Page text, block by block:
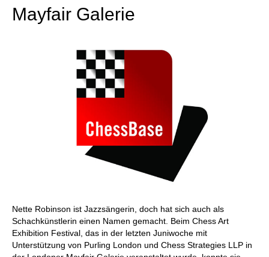
Mayfair Galerie
Nette Robinson ist Jazzsängerin, doch hat sich auch als
Schachkünstlerin einen Namen gemacht. Beim Chess Art
Exhibition Festival, das in der letzten Juniwoche mit
Unterstützung von Purling London und Chess Strategies LLP in